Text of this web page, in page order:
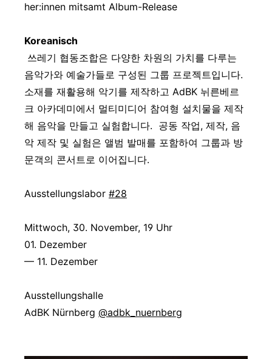
her:innen mitsamt Album-Release
Koreanisch
쓰레기 협동조합은 다양한 차원의 가치를 다루는
음악가와 예술가들로 구성된 그룹 프로젝트입니다.
소재를 재활용해 악기를 제작하고 AdBK 뉘른베르
크 아카데미에서 멀티미디어 참여형 설치물을 제작
해 음악을 만들고 실험합니다. 공동 작업, 제작, 음
악 제작 및 실험은 앨범 발매를 포함하여 그룹과 방
문객의 콘서트로 이어집니다.
Ausstellungslabor #28
Mittwoch, 30. November, 19 Uhr
01. Dezember
— 11. Dezember
Ausstellungshalle
AdBK Nürnberg @adbk_nuernberg